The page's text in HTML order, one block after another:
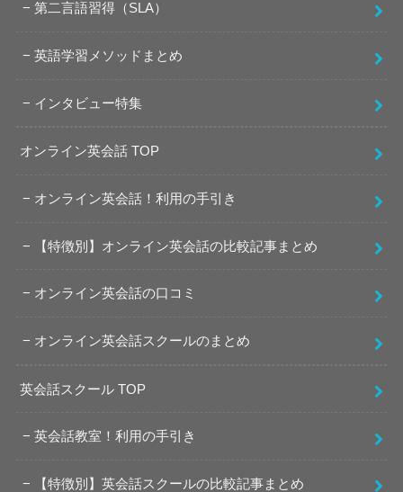
第二言語習得（SLA）
英語学習メソッドまとめ
インタビュー特集
オンライン英会話 TOP
オンライン英会話！利用の手引き
【特徴別】オンライン英会話の比較記事まとめ
オンライン英会話の口コミ
オンライン英会話スクールのまとめ
英会話スクール TOP
英会話教室！利用の手引き
【特徴別】英会話スクールの比較記事まとめ